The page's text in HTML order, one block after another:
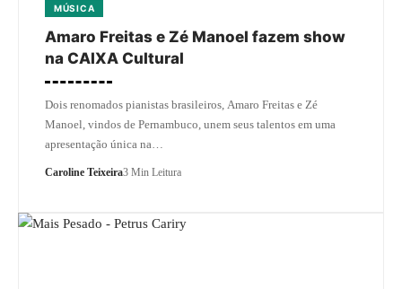
MÚSICA
Amaro Freitas e Zé Manoel fazem show
na CAIXA Cultural
Dois renomados pianistas brasileiros, Amaro Freitas e Zé
Manoel, vindos de Pernambuco, unem seus talentos em uma
apresentação única na…
Caroline Teixeira3 Min Leitura